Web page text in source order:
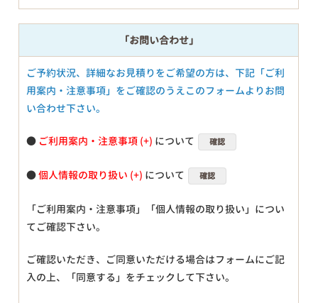
「お問い合わせ」
ご予約状況、詳細なお見積りをご希望の方は、下記「ご利
用案内・注意事項」をご確認のうえこのフォームよりお問
い合わせ下さい。
● ご利用案内・注意事項 について 確認
●個人情報の取り扱い について 確認
「ご利用案内・注意事項」「個人情報の取り扱い」につい
てご確認下さい。
ご確認いただき、ご同意いただける場合はフォームにご記
入の上、「同意する」をチェックして下さい。